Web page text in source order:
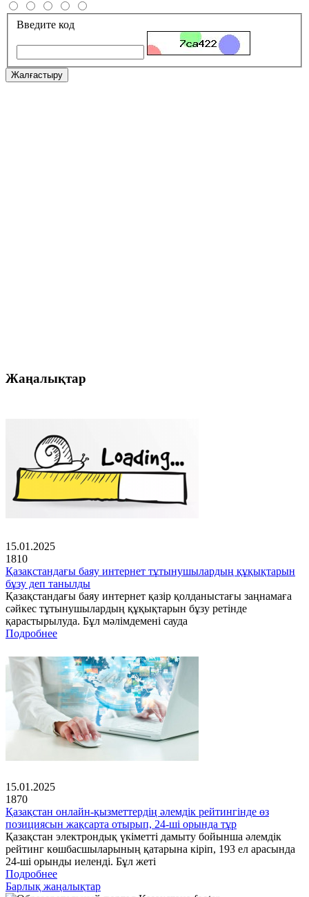
Введите код
Жалғастыру
Жаңалықтар
15.01.2025
1810
Қазақстандағы баяу интернет тұтынушылардың құқықтарын
бұзу деп танылды
Қазақстандағы баяу интернет қазір қолданыстағы заңнамаға
сәйкес тұтынушылардың құқықтарын бұзу ретінде
қарастырылуда. Бұл мәлімдемені сауда
Подробнее
15.01.2025
1870
Қазақстан онлайн-қызметтердің әлемдік рейтингінде өз
позициясын жақсарта отырып, 24-ші орында тұр
Қазақстан электрондық үкіметті дамыту бойынша әлемдік
рейтинг көшбасшыларының қатарына кіріп, 193 ел арасында
24-ші орынды иеленді. Бұл жеті
Подробнее
Барлық жаңалықтар